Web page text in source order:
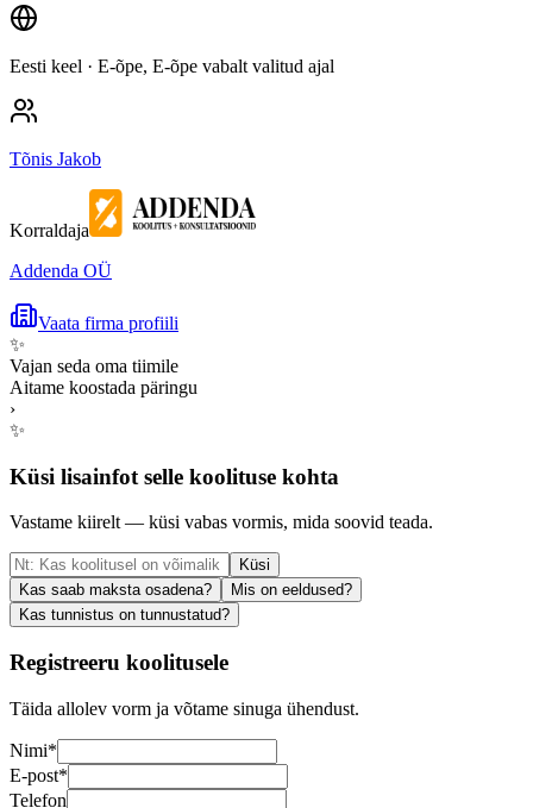
Eesti keel · E-õpe, E-õpe vabalt valitud ajal
Tõnis Jakob
Korraldaja
Addenda OÜ
Vaata firma profiili
✨
Vajan seda oma tiimile
Aitame koostada päringu
›
✨
Küsi lisainfot selle koolituse kohta
Vastame kiirelt — küsi vabas vormis, mida soovid teada.
Küsi
Kas saab maksta osadena?
Mis on eeldused?
Kas tunnistus on tunnustatud?
Registreeru koolitusele
Täida allolev vorm ja võtame sinuga ühendust.
Nimi*
E-post*
Telefon